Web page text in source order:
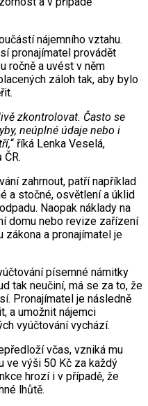
nájemního vztahu.
pronajímatel provádět
ročně a uvést v něm
záloh tak, aby bylo
zkontrolovat. Často se
neúplné údaje nebo i
“ říká Lenka Veselá,
zahrnout, patří například
a stočné, osvětlení a úklid
Naopak náklady na
domu nebo revize zařízení
a pronajímatel je
písemné námitky
tak neučiní, má se za to, že
Pronajímatel je následně
a umožnit nájemci
vyúčtování vychází.
včas, vzniká mu
ve výši 50 Kč za každý
hrozí i v případě, že
lhůtě.